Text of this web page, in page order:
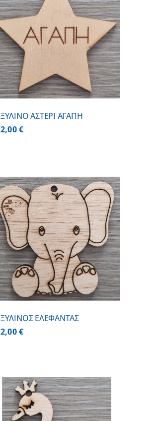
ΞΥΛΙΝΟ ΑΣΤΕΡΙ ΑΓΑΠΗ
2,00€
ΞΥΛΙΝΟΣ ΕΛΕΦΑΝΤΑΣ
2,00€